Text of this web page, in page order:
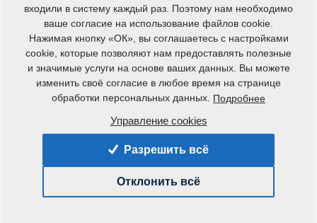
Код продукта: 3001687
Данная деталь также применяется и для
следующего оборудования:
входили в систему каждый раз. Поэтому нам необходимо
ваше согласие на использование файлов cookie.
Нажимая кнопку «ОК», вы соглашаетесь с настройками
cookie, которые позволяют нам предоставлять полезные
и значимые услуги на основе ваших данных. Вы можете
изменить своё согласие в любое время на странице
обработки персональных данных. Подробнее
Управление cookies
Разрешить всё
Отклонить всё